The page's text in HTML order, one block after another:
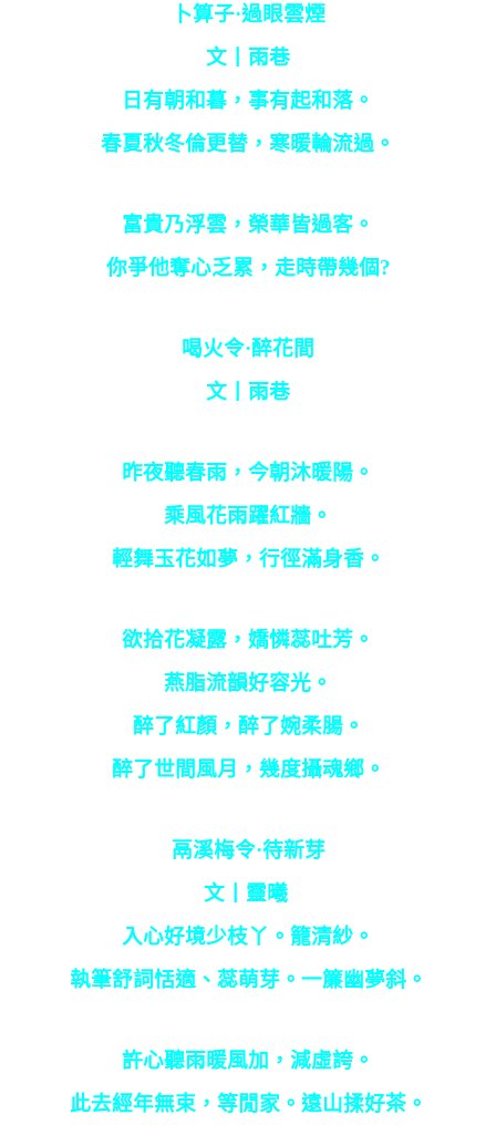
卜算子·過眼雲煙
文丨雨巷
日有朝和暮，事有起和落。
春夏秋冬倫更替，寒暖輪流過。
富貴乃浮雲，榮華皆過客。
你爭他奪心乏累，走時帶幾個?
喝火令·醉花間
文丨雨巷
昨夜聽春雨，今朝沐暖陽。
乘風花雨躍紅牆。
輕舞玉花如夢，行徑滿身香。
欲拾花凝露，嬌憐蕊吐芳。
燕脂流韻好容光。
醉了紅顏，醉了婉柔腸。
醉了世間風月，幾度攝魂鄉。
鬲溪梅令·待新芽
文丨靈曦
入心好境少枝丫。籠清紗。
執筆舒詞恬適、蕊萌芽。一簾幽夢斜。
許心聽雨暖風加，減虛誇。
此去經年無束，等閒家。遠山揉好茶。